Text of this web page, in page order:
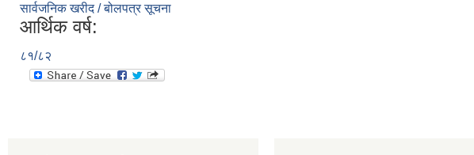
सार्वजनिक खरीद / बोलपत्र सूचना
आर्थिक वर्ष:
८१/८२